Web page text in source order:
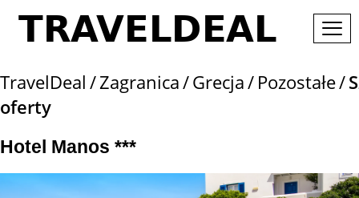
TravelDeal Zagranica Grecja Pozostałe
oferty
Hotel Manos ***